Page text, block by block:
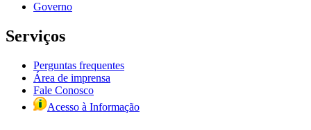
Governo
Serviços
Perguntas frequentes
Área de imprensa
Fale Conosco
Acesso à Informação